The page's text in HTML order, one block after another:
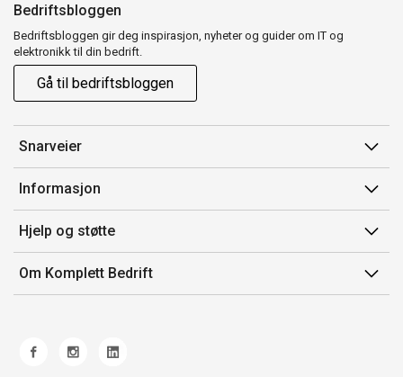
Bedriftsbloggen
Bedriftsbloggen gir deg inspirasjon, nyheter og guider om IT og
elektronikk til din bedrift.
Gå til bedriftsbloggen
Snarveier
Min side
Ordreoversikt
Mine produkter
Informasjon
Salgsbetingelser
Avtalevilkår for Komplett Bedrift Pluss
Produsenter
Hjelp og støtte
Kontakt oss
Retur
Ofte stilte spørsmål
Om Komplett Bedrift